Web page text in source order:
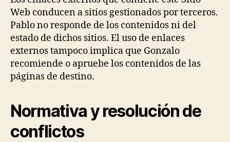
Web conducen a sitios gestionados por terceros.
Pablo no responde de los contenidos ni del
estado de dichos sitios. El uso de enlaces
externos tampoco implica que Gonzalo
recomiende o apruebe los contenidos de las
páginas de destino.
Normativa y resolución de
conflictos